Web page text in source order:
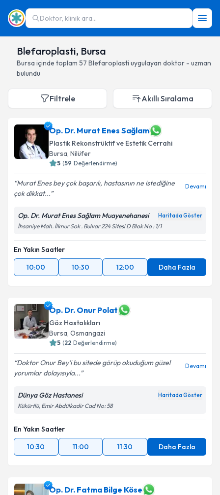
Doktor, klinik ara...
Blefaroplasti, Bursa
Bursa içinde toplam 57 Blefaroplasti uygulayan doktor - uzman
bulundu
Filtrele Akıllı Sıralama
Op. Dr. Murat Enes Sağlam
Plastik Rekonstrüktif ve Estetik Cerrahi
Bursa, Nilüfer
5 (59 Değerlendirme)
Murat Enes bey çok başarılı, hastasının ne istediğine
çok dikkat...
Devamı
Op. Dr. Murat Enes Sağlam Muayenehanesi Haritada Göster
İhsaniye Mah. İlknur Sok . Bulvar 224 Sitesi D Blok No : 1/1
En Yakın Saatler
10:00
10:30 12:00 Daha Fazla
Op. Dr. Onur Polat
Göz Hastalıkları
Bursa, Osmangazi
5 (22 Değerlendirme)
Doktor Onur Bey’i bu sitede görüp okuduğum güzel
yorumlar dolayısıyla...
Devamı
Dünya Göz Hastanesi Haritada Göster
Kükürtlü, Emir Abdülkadir Cad No: 58
En Yakın Saatler
10:30
11:00 11:30 Daha Fazla
Op. Dr. Fatma Bilge Köse